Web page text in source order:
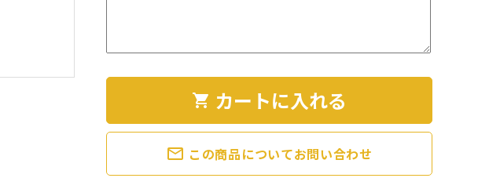
shopping_cart カートに入れる
mail_outline この商品についてお問い合わせ